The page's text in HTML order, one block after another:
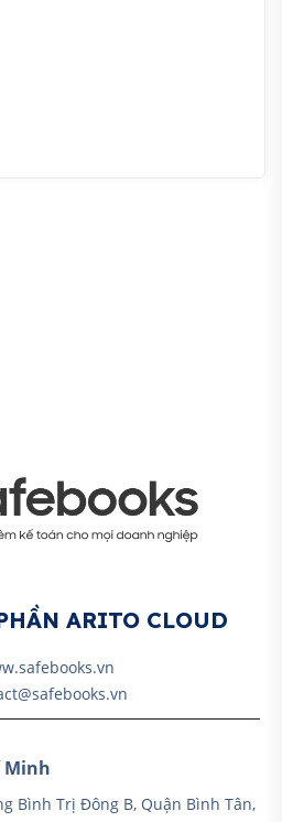
ARITO CLOUD
Minh
Bình Trị Đông B, Quận Bình Tân,